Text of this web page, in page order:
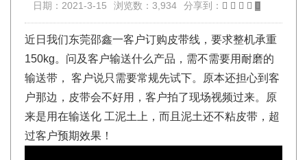
日期：2021-3-15 浏览数：3,934 分享到：
近日我们东莞邵鑫一客户订购皮带线，要求整机承重
150kg。问及客户输送什么产品，需不需要用耐磨的
输送带， 客户说只需要常规先试下。原本还担心到客
户那边，皮带会不好用，客户拍了现场视频过来。原
来是用在输送化 工泥土上，而且泥土还不粘皮带，超
过客户预期效果！